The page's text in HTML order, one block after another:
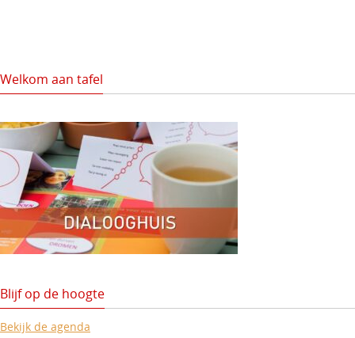
Welkom aan tafel
Blijf op de hoogte
Bekijk de agenda